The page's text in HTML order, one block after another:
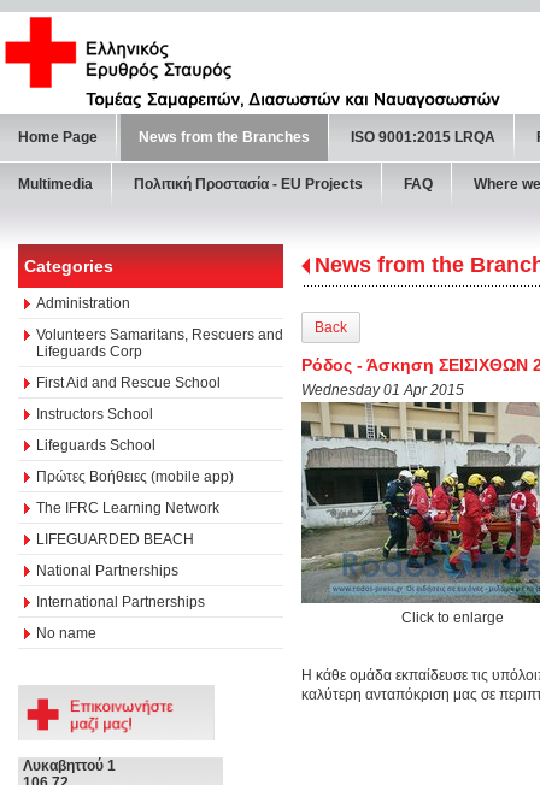
Home Page News from the Branches ISO 9001:2015 LRQA
Multimedia Πολιτική Προστασία - ΕU Projects FAQ Where
Categories
Administration
Volunteers Samaritans, Rescuers and
Lifeguards Corp
First Aid and Rescue School
Instructors School
Lifeguards School
Πρώτες Βοήθειες (mobile app)
The IFRC Learning Network
LIFEGUARDED BEACH
National Partnerships
International Partnerships
No name
Λυκαβηττού 1
News from the
Back
Ρόδος - Άσκηση ΣΕΙΣΙΧΘΩΝ
Wednesday 01 Apr 2015
Click to enlarge
Η κάθε ομάδα εκπαίδευσε τις
καλύτερη ανταπόκριση μας σε